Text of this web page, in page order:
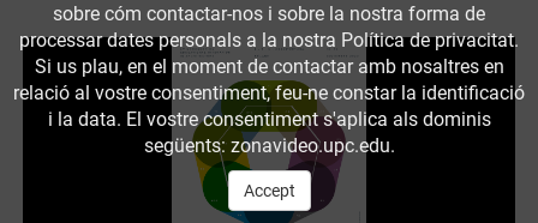
sobre cóm contactar-nos i sobre la nostra forma de
processar dates personals a la nostra Política de privacitat.
Si us plau, en el moment de contactar amb nosaltres en
relació al vostre consentiment, feu-ne constar la identificació
i la data. El vostre consentiment s'aplica als dominis
següents: zonavideo.upc.edu.
Accept